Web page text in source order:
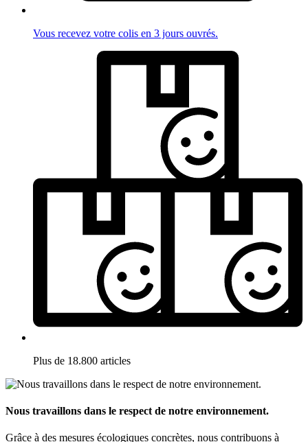
Vous recevez votre colis en 3 jours ouvrés.
Plus de 18.800 articles
Nous travaillons dans le respect de notre environnement.
Grâce à des mesures écologiques concrètes, nous contribuons à